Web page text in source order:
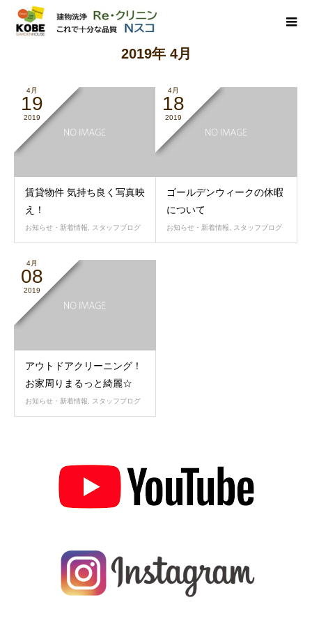
2019年 4月
4月
19
2019
賃貸物件 気持ち良く写真映
え！
お知らせ・新着情報, スタッフブログ
4月
18
2019
ゴールデンウィークの休暇
について
お知らせ・新着情報, スタッフブログ
4月
08
2019
アウトドアクリーニング！
お家周りまるっと綺麗☆
お知らせ・新着情報 スタッフブログ